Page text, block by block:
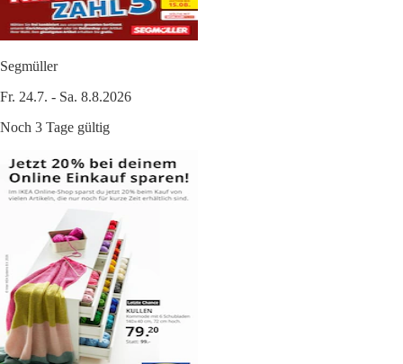
Segmüller
Fr. 24.7. - Sa. 8.8.2026
Noch 3 Tage gültig